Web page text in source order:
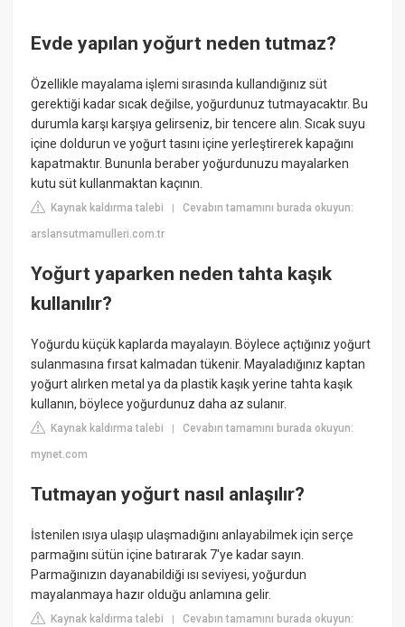
Evde yapılan yoğurt neden tutmaz?
Özellikle mayalama işlemi sırasında kullandığınız süt
gerektiği kadar sıcak değilse, yoğurdunuz tutmayacaktır. Bu
durumla karşı karşıya gelirseniz, bir tencere alın. Sıcak suyu
içine doldurun ve yoğurt tasını içine yerleştirerek kapağını
kapatmaktır. Bununla beraber yoğurdunuzu mayalarken
kutu süt kullanmaktan kaçının.
Kaynak kaldırma talebi |Cevabın tamamını burada okuyun:
arslansutmamulleri.com.tr
Yoğurt yaparken neden tahta kaşık
kullanılır?
Yoğurdu küçük kaplarda mayalayın. Böylece açtığınız yoğurt
sulanmasına fırsat kalmadan tükenir. Mayaladığınız kaptan
yoğurt alırken metal ya da plastik kaşık yerine tahta kaşık
kullanın, böylece yoğurdunuz daha az sulanır.
Kaynak kaldırma talebi |Cevabın tamamını burada okuyun:
mynet.com
Tutmayan yoğurt nasıl anlaşılır?
İstenilen ısıya ulaşıp ulaşmadığını anlayabilmek için serçe
parmağını sütün içine batırarak 7'ye kadar sayın.
Parmağınızın dayanabildiği ısı seviyesi, yoğurdun
mayalanmaya hazır olduğu anlamına gelir.
Kaynak kaldırma talebi |Cevabın tamamını burada okuyun: